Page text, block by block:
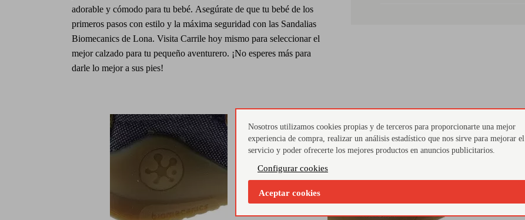
adorable y cómodo para tu bebé. Asegúrate de que tu bebé de los
primeros pasos con estilo y la máxima seguridad con las Sandalias
Biomecanics de Lona. Visita Carrile hoy mismo para seleccionar el
mejor calzado para tu pequeño aventurero. ¡No esperes más para
darle lo mejor a sus pies!
Nosotros utilizamos cookies propias y de terceros para proporcionarte una mejor
experiencia de compra, realizar un análisis estadístico que nos sirve para mejorar el
servicio y poder ofrecerte los mejores productos en anuncios publicitarios.
Configurar cookies
Aceptar cookies